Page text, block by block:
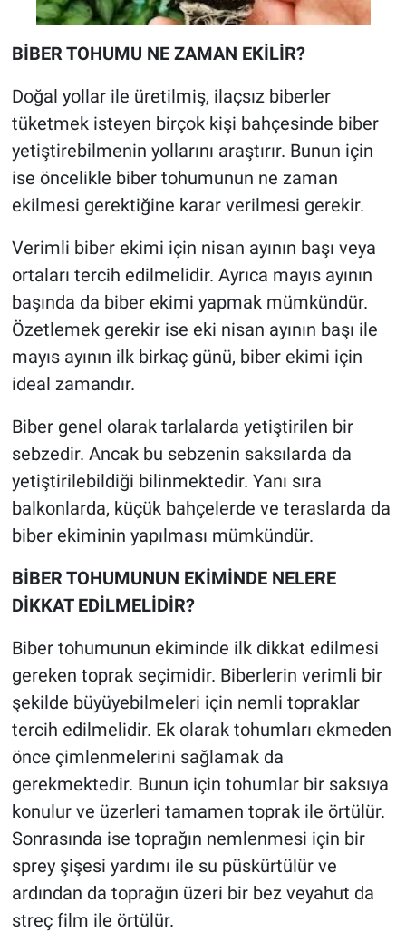
BİBER TOHUMU NE ZAMAN EKİLİR?
Doğal yollar ile üretilmiş, ilaçsız biberler
tüketmek isteyen birçok kişi bahçesinde biber
yetiştirebilmenin yollarını araştırır. Bunun için
ise öncelikle biber tohumunun ne zaman
ekilmesi gerektiğine karar verilmesi gerekir.
Verimli biber ekimi için nisan ayının başı veya
ortaları tercih edilmelidir. Ayrıca mayıs ayının
başında da biber ekimi yapmak mümkündür.
Özetlemek gerekir ise eki nisan ayının başı ile
mayıs ayının ilk birkaç günü, biber ekimi için
ideal zamandır.
Biber genel olarak tarlalarda yetiştirilen bir
sebzedir. Ancak bu sebzenin saksılarda da
yetiştirilebildiği bilinmektedir. Yanı sıra
balkonlarda, küçük bahçelerde ve teraslarda da
biber ekiminin yapılması mümkündür.
BİBER TOHUMUNUN EKİMİNDE NELERE
DİKKAT EDİLMELİDİR?
Biber tohumunun ekiminde ilk dikkat edilmesi
gereken toprak seçimidir. Biberlerin verimli bir
şekilde büyüyebilmeleri için nemli topraklar
tercih edilmelidir. Ek olarak tohumları ekmeden
önce çimlenmelerini sağlamak da
gerekmektedir. Bunun için tohumlar bir saksıya
konulur ve üzerleri tamamen toprak ile örtülür.
Sonrasında ise toprağın nemlenmesi için bir
sprey şişesi yardımı ile su püskürtülür ve
ardından da toprağın üzeri bir bez veyahut da
streç film ile örtülür.